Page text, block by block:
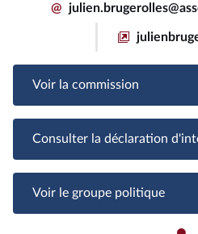
@
Voir la commission
Consulter la déclaration
Voir le groupe politique